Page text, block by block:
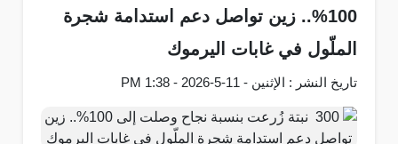
100%.. زين تواصل دعم استدامة شجرة
الملّول في غابات اليرموك
تاريخ النشر : الإثنين - 11-5-2026 - 1:38 PM